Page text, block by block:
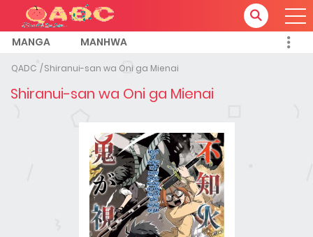
MANGA MANHWA
QADC Shiranui-san wa Oni ga Mienai
Shiranui-san wa Oni ga Mienai